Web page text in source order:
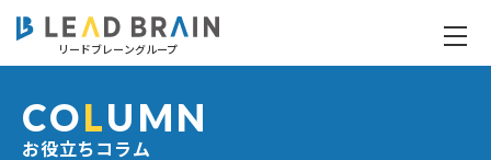
リードブレーングループ
お役立ちコラム
COLUMN